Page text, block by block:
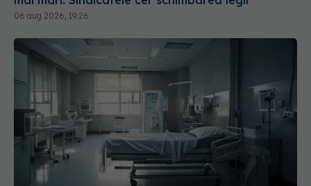
Cseke Attila, anunț de ultimă oră despre spitalele
din țară